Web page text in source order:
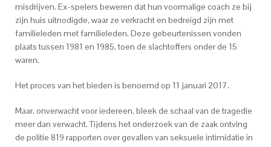
misdrijven. Ex-spelers beweren dat hun voormalige coach ze bij
zijn huis uitnodigde, waar ze verkracht en bedreigd zijn met
familieleden met familieleden. Deze gebeurtenissen vonden
plaats tussen 1981 en 1985, toen de slachtoffers onder de 15
waren.
Het proces van het bieden is benoemd op 11 januari 2017.
Maar, onverwacht voor iedereen, bleek de schaal van de tragedie
meer dan verwacht. Tijdens het onderzoek van de zaak ontving
de politie 819 rapporten over gevallen van seksuele intimidatie in